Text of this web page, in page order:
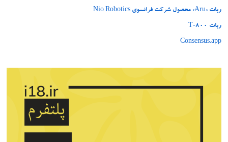
ربات «Aru» محصول شرکت فرانسوی Nio Robotics
ربات T‑800
Consensus.app